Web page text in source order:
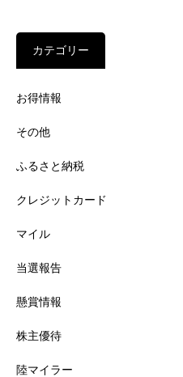
カテゴリー
お得情報
その他
ふるさと納税
クレジットカード
マイル
当選報告
懸賞情報
株主優待
陸マイラー